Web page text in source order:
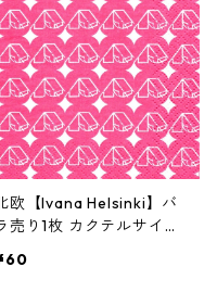
欧【Ivana Helsinki】バ
売り1枚 カクテルサイズ
ピンク フィンランド製